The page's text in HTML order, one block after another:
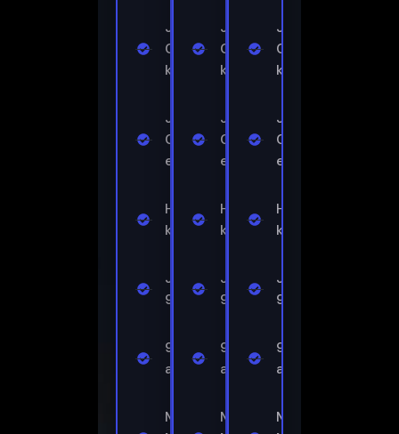
Jopa 31
000+
kanavaa
Jopa 110
000+
elokuvaa
HD/FHD/4K-
kuvanlaatu
Jäätymisenestoaine™
9.1
99,99 %
aktiivisuusajasta
M3U
Jopa 31
000+
kanavaa
Jopa 110
000+
elokuvaa
HD/FHD/4K-
kuvanlaatu
Jäätymisenestoaine™
9.1
99,99 %
aktiivisuusajasta
M3U
Jopa 31
000+
kanavaa
Jopa 110
000+
elokuvaa
HD/FHD/4K-
kuvanlaatu
9.1
99,99 %
aktiivisuusajasta
M3U